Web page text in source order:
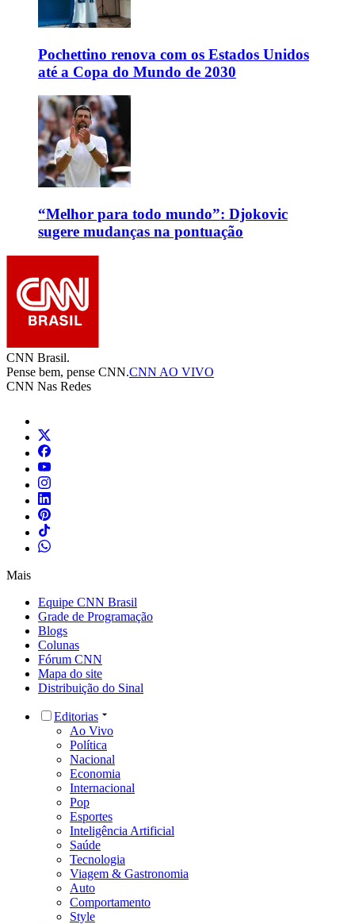
Pochettino renova com os Estados Unidos
até a Copa do Mundo de 2030
“Melhor para todo mundo”: Djokovic
sugere mudanças na pontuação
CNN Brasil.
Pense bem, pense CNN.CNN AO VIVO
CNN Nas Redes
Mais
Equipe CNN Brasil
Grade de Programação
Blogs
Colunas
Fórum CNN
Mapa do site
Distribuição do Sinal
Editorias
Ao Vivo
Política
Nacional
Economia
Internacional
Pop
Esportes
Inteligência Artificial
Saúde
Tecnologia
Viagem & Gastronomia
Auto
Comportamento
Style